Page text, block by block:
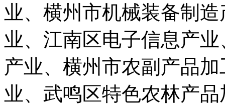
业、横州市机械装备制
业、江南区电子信息产
产业、横州市农副产品
业、武鸣区特色农林产